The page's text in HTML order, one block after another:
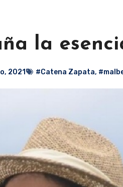
la
2021 #Catena Zapata,